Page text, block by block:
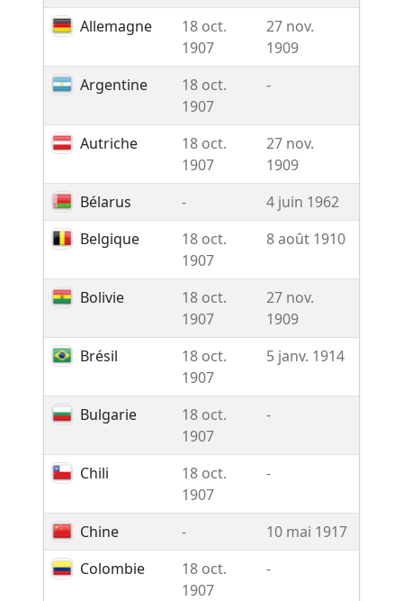
Allemagne
18 oct.
1907
27 nov.
1909
Argentine
18 oct.
1907
-
Autriche
18 oct.
1907
27 nov.
1909
Bélarus - 4 juin 1962
Belgique
18 oct.
1907
8 août 1910
Bolivie
18 oct.
1907
27 nov.
1909
Brésil
18 oct.
1907
5 janv. 1914
Bulgarie
18 oct.
1907
-
Chili
18 oct.
1907
-
Chine - 10 mai 1917
Colombie
18 oct.
1907
-